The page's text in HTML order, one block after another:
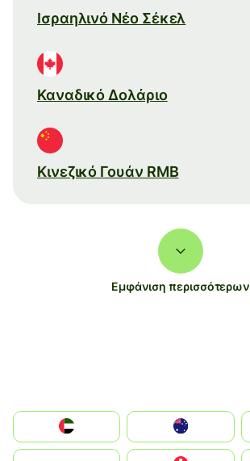
Ισραηλινό Νέο Σέκελ
Καναδικό Δολάριο
Κινεζικό Γουάν RMB
Εμφάνιση περισσότερων
الإمارات العربية المتحدة